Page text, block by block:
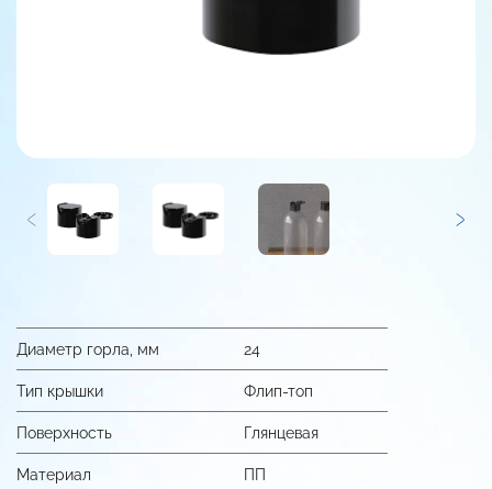
Диаметр горла, мм 24
Тип крышки Флип-топ
Поверхность Глянцевая
Материал ПП